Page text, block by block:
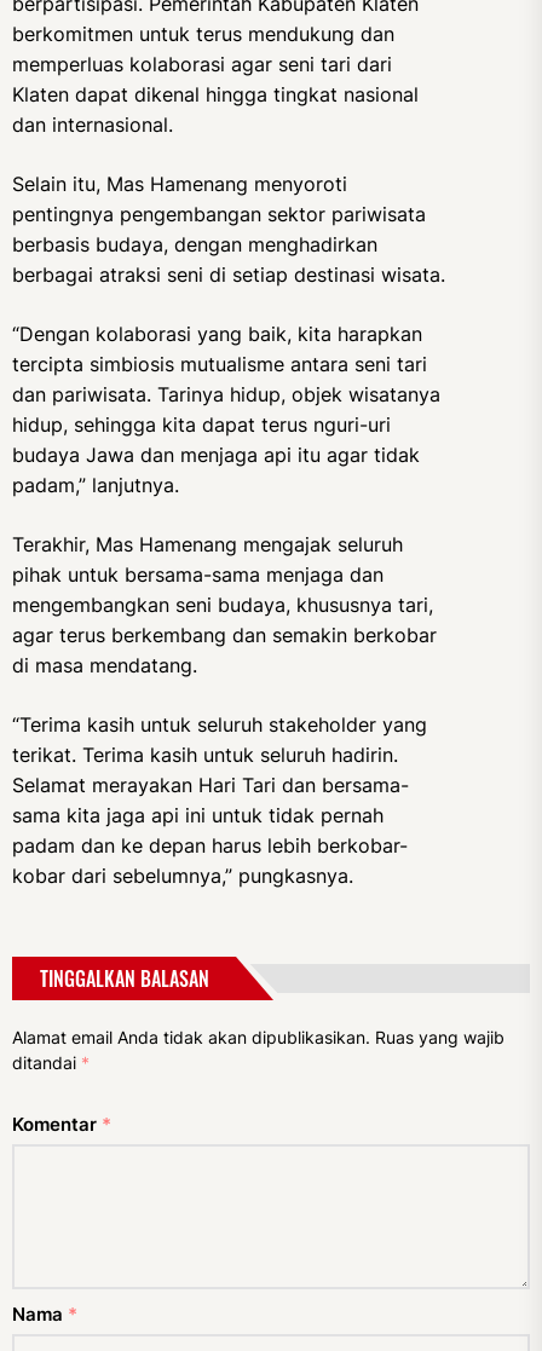
berkomitmen untuk terus mendukung dan
memperluas kolaborasi agar seni tari dari
Klaten dapat dikenal hingga tingkat nasional
dan internasional.
Selain itu, Mas Hamenang menyoroti
pentingnya pengembangan sektor pariwisata
berbasis budaya, dengan menghadirkan
berbagai atraksi seni di setiap destinasi wisata.
“Dengan kolaborasi yang baik, kita harapkan
tercipta simbiosis mutualisme antara seni tari
dan pariwisata. Tarinya hidup, objek wisatanya
hidup, sehingga kita dapat terus nguri-uri
budaya Jawa dan menjaga api itu agar tidak
padam,” lanjutnya.
Terakhir, Mas Hamenang mengajak seluruh
pihak untuk bersama-sama menjaga dan
mengembangkan seni budaya, khususnya tari,
agar terus berkembang dan semakin berkobar
di masa mendatang.
“Terima kasih untuk seluruh stakeholder yang
terikat. Terima kasih untuk seluruh hadirin.
Selamat merayakan Hari Tari dan bersama-
sama kita jaga api ini untuk tidak pernah
padam dan ke depan harus lebih berkobar-
kobar dari sebelumnya,” pungkasnya.
TINGGALKAN BALASAN
Alamat email Anda tidak akan dipublikasikan. Ruas yang wajib
ditandai *
Komentar *
Nama *